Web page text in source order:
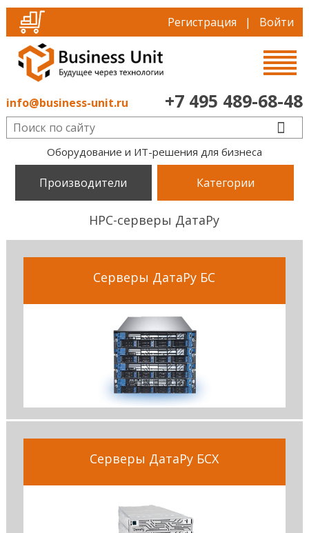
Регистрация | Войти
info@business-unit.ru +7 495 489-68-48
Оборудование и ИТ-решения для бизнеса
Производители Категории
HPC-серверы ДатаРу
Серверы ДатаРу БС
Серверы ДатаРу БСХ